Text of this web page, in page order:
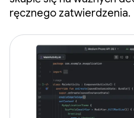
ręcznego zatwierdzenia.